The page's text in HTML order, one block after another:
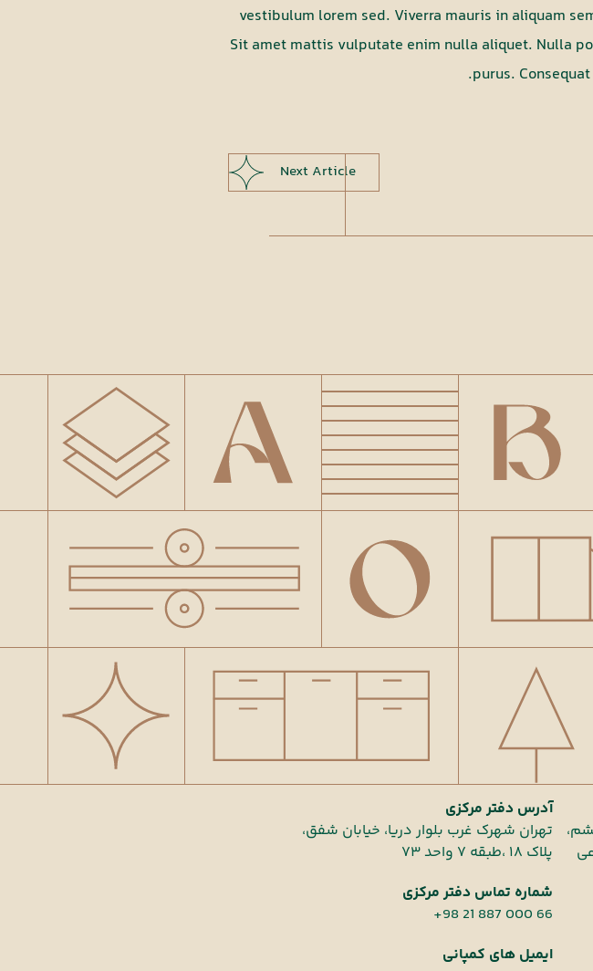
vestibulum lorem sed. Viverra mauris in aliquam
Sit amet mattis vulputate enim nulla aliquet. Nulla
purus.
Next Article
آدرس دفتر مرکزی
تهران شهرک غرب بلوار دریا، خیابان شفق،
پلاک ۱۸ ،طبقه ۷ واحد ۷۳
شماره تماس دفتر مرکزی
+98 21 887 000 66
ایمیل های کمپانی